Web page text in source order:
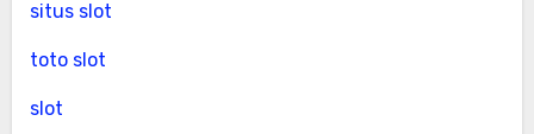
situs slot
toto slot
slot